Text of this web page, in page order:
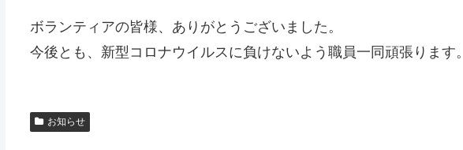
ボランティアの皆様、ありがとうございました。
今後とも、新型コロナウイルスに負けないよう職員一同頑張ります。
お知らせ